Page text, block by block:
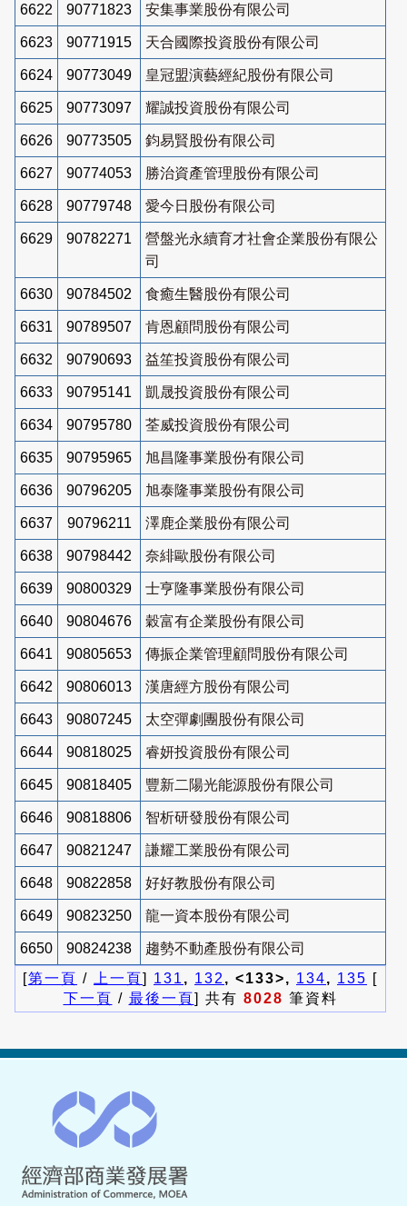
6622 90771823 安集事業股份有限公司
6623 90771915 天合國際投資股份有限公司
6624 90773049 皇冠盟演藝經紀股份有限公司
6625 90773097 耀誠投資股份有限公司
6626 90773505 鈞易賢股份有限公司
6627 90774053 勝治資產管理股份有限公司
6628 90779748 愛今日股份有限公司
6629 90782271
營盤光永續育才社會企業股份有限公
司
6630 90784502 食癒生醫股份有限公司
6631 90789507 肯恩顧問股份有限公司
6632 90790693 益笙投資股份有限公司
6633 90795141 凱晟投資股份有限公司
6634 90795780 荃威投資股份有限公司
6635 90795965 旭昌隆事業股份有限公司
6636 90796205 旭泰隆事業股份有限公司
6637 90796211 澤鹿企業股份有限公司
6638 90798442 奈緋歐股份有限公司
6639 90800329 士亨隆事業股份有限公司
6640 90804676 穀富有企業股份有限公司
6641 90805653 傳振企業管理顧問股份有限公司
6642 90806013 漢唐經方股份有限公司
6643 90807245 太空彈劇團股份有限公司
6644 90818025 睿妍投資股份有限公司
6645 90818405 豐新二陽光能源股份有限公司
6646 90818806 智析研發股份有限公司
6647 90821247 謙耀工業股份有限公司
6648 90822858 好好教股份有限公司
6649 90823250 龍一資本股份有限公司
6650 90824238
趨勢不動產股份有限公司
[第一頁 / 上一頁] 131 , 132 , <133>, 134, 135 [
下一頁 / 最後一頁] 共有 8028 筆資料